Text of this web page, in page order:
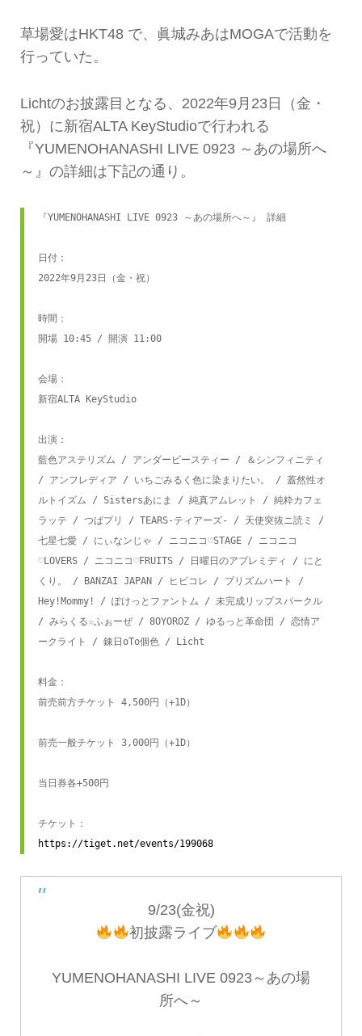
草場愛はHKT48 で、眞城みあはMOGAで活動を
行っていた。
Lichtのお披露目となる、2022年9月23日（金・
祝）に新宿ALTA KeyStudioで行われる
『YUMENOHANASHI LIVE 0923 ～あの場所へ
～』の詳細は下記の通り。
『YUMENOHANASHI LIVE 0923 ～あの場所へ～』 詳細
日付：
2022年9月23日（金・祝）
時間：
開場 10:45 / 開演 11:00
会場：
新宿ALTA KeyStudio
出演：
藍色アステリズム / アンダービースティー / ＆シンフィニティ
/ アンフレディア / いちごみるく色に染まりたい。 / 蓋然性オ
ルトイズム / Sistersあにま / 純真アムレット / 純粋カフェ
ラッテ / つばプリ / TEARS-ティアーズ- / 天使突抜ニ読ミ /
七星七愛 / にぃなンじゃ / ニコニコ♡STAGE / ニコニコ
♡LOVERS / ニコニコ♡FRUITS / 日曜日のアプレミディ / にと
くり。 / BANZAI JAPAN / ヒビコレ / プリズムハート /
Hey!Mommy! / ぽけっとファントム / 未完成リップスパークル
/ みらくる☆ふぉーぜ / 8OYOROZ / ゆるっと革命団 / 恋情ア
ークライト / 錬日oTo個色 / Licht
料金：
前売前方チケット 4,500円（+1D）
前売一般チケット 3,000円（+1D）
当日券各+500円
https://tiget.net/events/199068
9/23(金祝)
初披露ライブ
YUMENOHANASHI LIVE 0923～あの場
所へ～